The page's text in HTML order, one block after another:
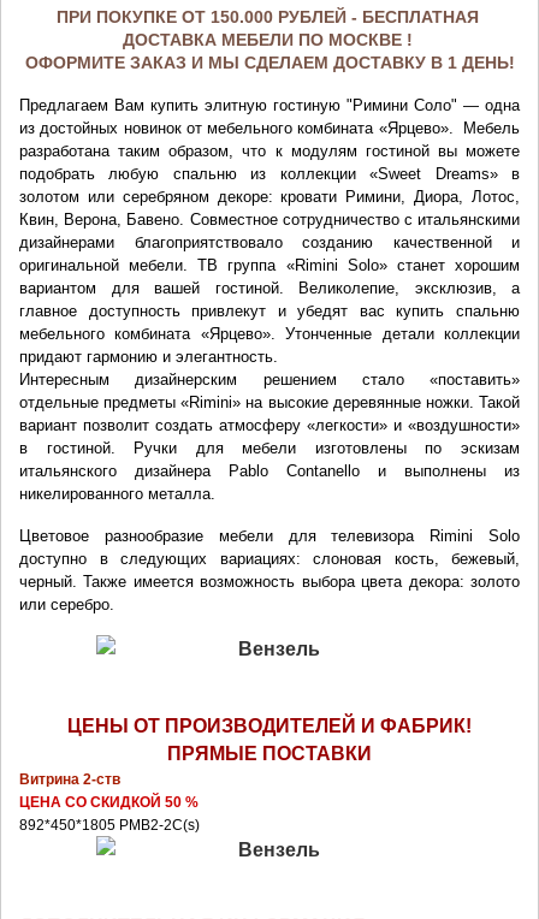
ПРИ ПОКУПКЕ ОТ 150.000 РУБЛЕЙ - БЕСПЛАТНАЯ
ДОСТАВКА МЕБЕЛИ ПО МОСКВЕ !
ОФОРМИТЕ ЗАКАЗ И МЫ СДЕЛАЕМ ДОСТАВКУ В 1 ДЕНЬ!
Предлагаем Вам купить элитную гостиную "Римини Соло" — одна
из достойных новинок от мебельного комбината «Ярцево».
Мебель
разработана таким образом, что к модулям гостиной вы можете
подобрать любую спальню из коллекции «Sweet Dreams» в
золотом или серебряном декоре: кровати Римини, Диора, Лотос,
Квин, Верона, Бавено. Совместное сотрудничество с итальянскими
дизайнерами благоприятствовало созданию качественной и
оригинальной мебели. ТВ группа «Rimini Solo» станет хорошим
вариантом для вашей гостиной. Великолепие, эксклюзив, а
главное доступность привлекут и убедят вас купить спальню
мебельного комбината «Ярцево». Утонченные детали коллекции
придают гармонию и элегантность.
Интересным дизайнерским решением стало «поставить»
отдельные предметы «Rimini» на высокие деревянные ножки. Такой
вариант позволит создать атмосферу «легкости» и «воздушности»
в гостиной. Ручки для мебели изготовлены по эскизам
итальянского дизайнера Pablo Contanello и выполнены из
никелированного металла.
Цветовое разнообразие мебели для телевизора Rimini Solo
доступно в следующих вариациях: слоновая кость, бежевый,
черный. Также имеется возможность выбора цвета декора: золото
или серебро.
ЦЕНЫ ОТ ПРОИЗВОДИТЕЛЕЙ И ФАБРИК!
ПРЯМЫЕ ПОСТАВКИ
Витрина 2-ств
ЦЕНА СО СКИДКОЙ 50 %
892*450*1805 РМВ2-2С(s)